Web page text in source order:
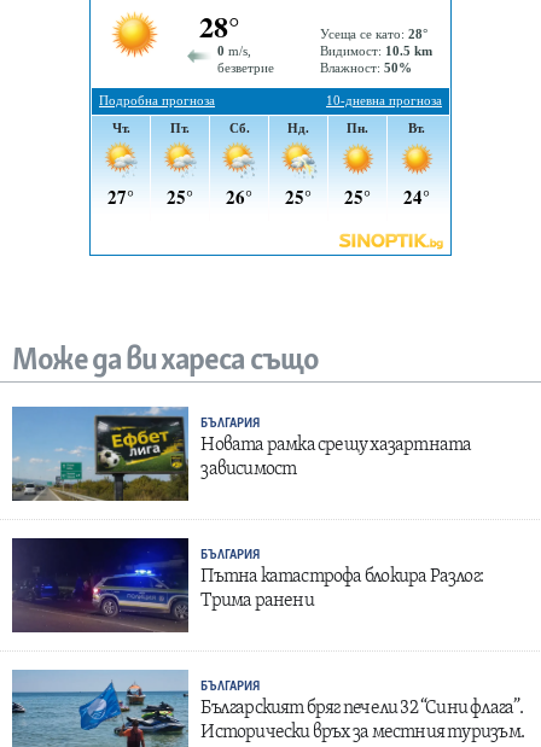
Може да ви хареса също
БЪЛГАРИЯ
Новата рамка срещу хазартната
зависимост
БЪЛГАРИЯ
Пътна катастрофа блокира Разлог:
Трима ранени
БЪЛГАРИЯ
Българският бряг печели 32 “Сини флага”.
Исторически връх за местния туризъм.